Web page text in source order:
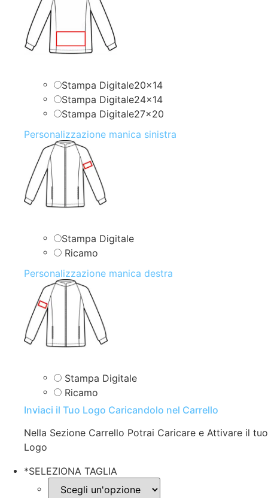
Stampa Digitale20x14
Stampa Digitale24x14
Stampa Digitale27x20
Personalizzazione manica sinistra
Stampa Digitale
Ricamo
Personalizzazione manica destra
Stampa Digitale
Ricamo
Inviaci il Tuo Logo Caricandolo nel Carrello
Nella Sezione Carrello Potrai Caricare e Attivare il tuo
Logo
*SELEZIONA TAGLIA